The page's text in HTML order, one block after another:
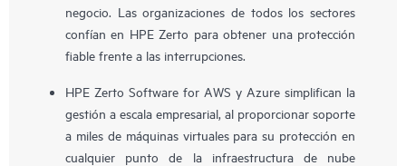
negocio. Las organizaciones de todos los sectores
confían en HPE Zerto para obtener una protección
fiable frente a las interrupciones.
HPE Zerto Software for AWS y Azure simplifican la
gestión a escala empresarial, al proporcionar soporte
a miles de máquinas virtuales para su protección en
cualquier punto de la infraestructura de nube